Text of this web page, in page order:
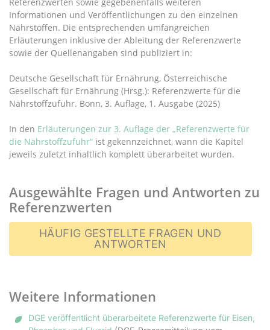
Informationen und Veröffentlichungen zu den einzelnen
Nährstoffen. Die entsprechenden umfangreichen
Erläuterungen inklusive der Ableitung der Referenzwerte
sowie der Quellenangaben sind publiziert in:
Deutsche Gesellschaft für Ernährung, Österreichische
Gesellschaft für Ernährung (Hrsg.): Referenzwerte für die
Nährstoffzufuhr. Bonn, 3. Auflage, 1. Ausgabe (2025)
In den Erläuterungen zur 3. Auflage der „Referenzwerte für
die Nährstoffzufuhr“ ist gekennzeichnet, wann die Kapitel
jeweils zuletzt inhaltlich komplett überarbeitet wurden.
Ausgewählte Fragen und Antworten zu
Referenzwerten
HÄUFIG GESTELLTE FRAGEN UND
ANTWORTEN
Weitere Informationen
DGE veröffentlicht überarbeitete Referenzwerte für Eisen,